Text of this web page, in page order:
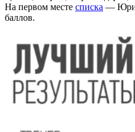
На первом месте списка —
баллов.